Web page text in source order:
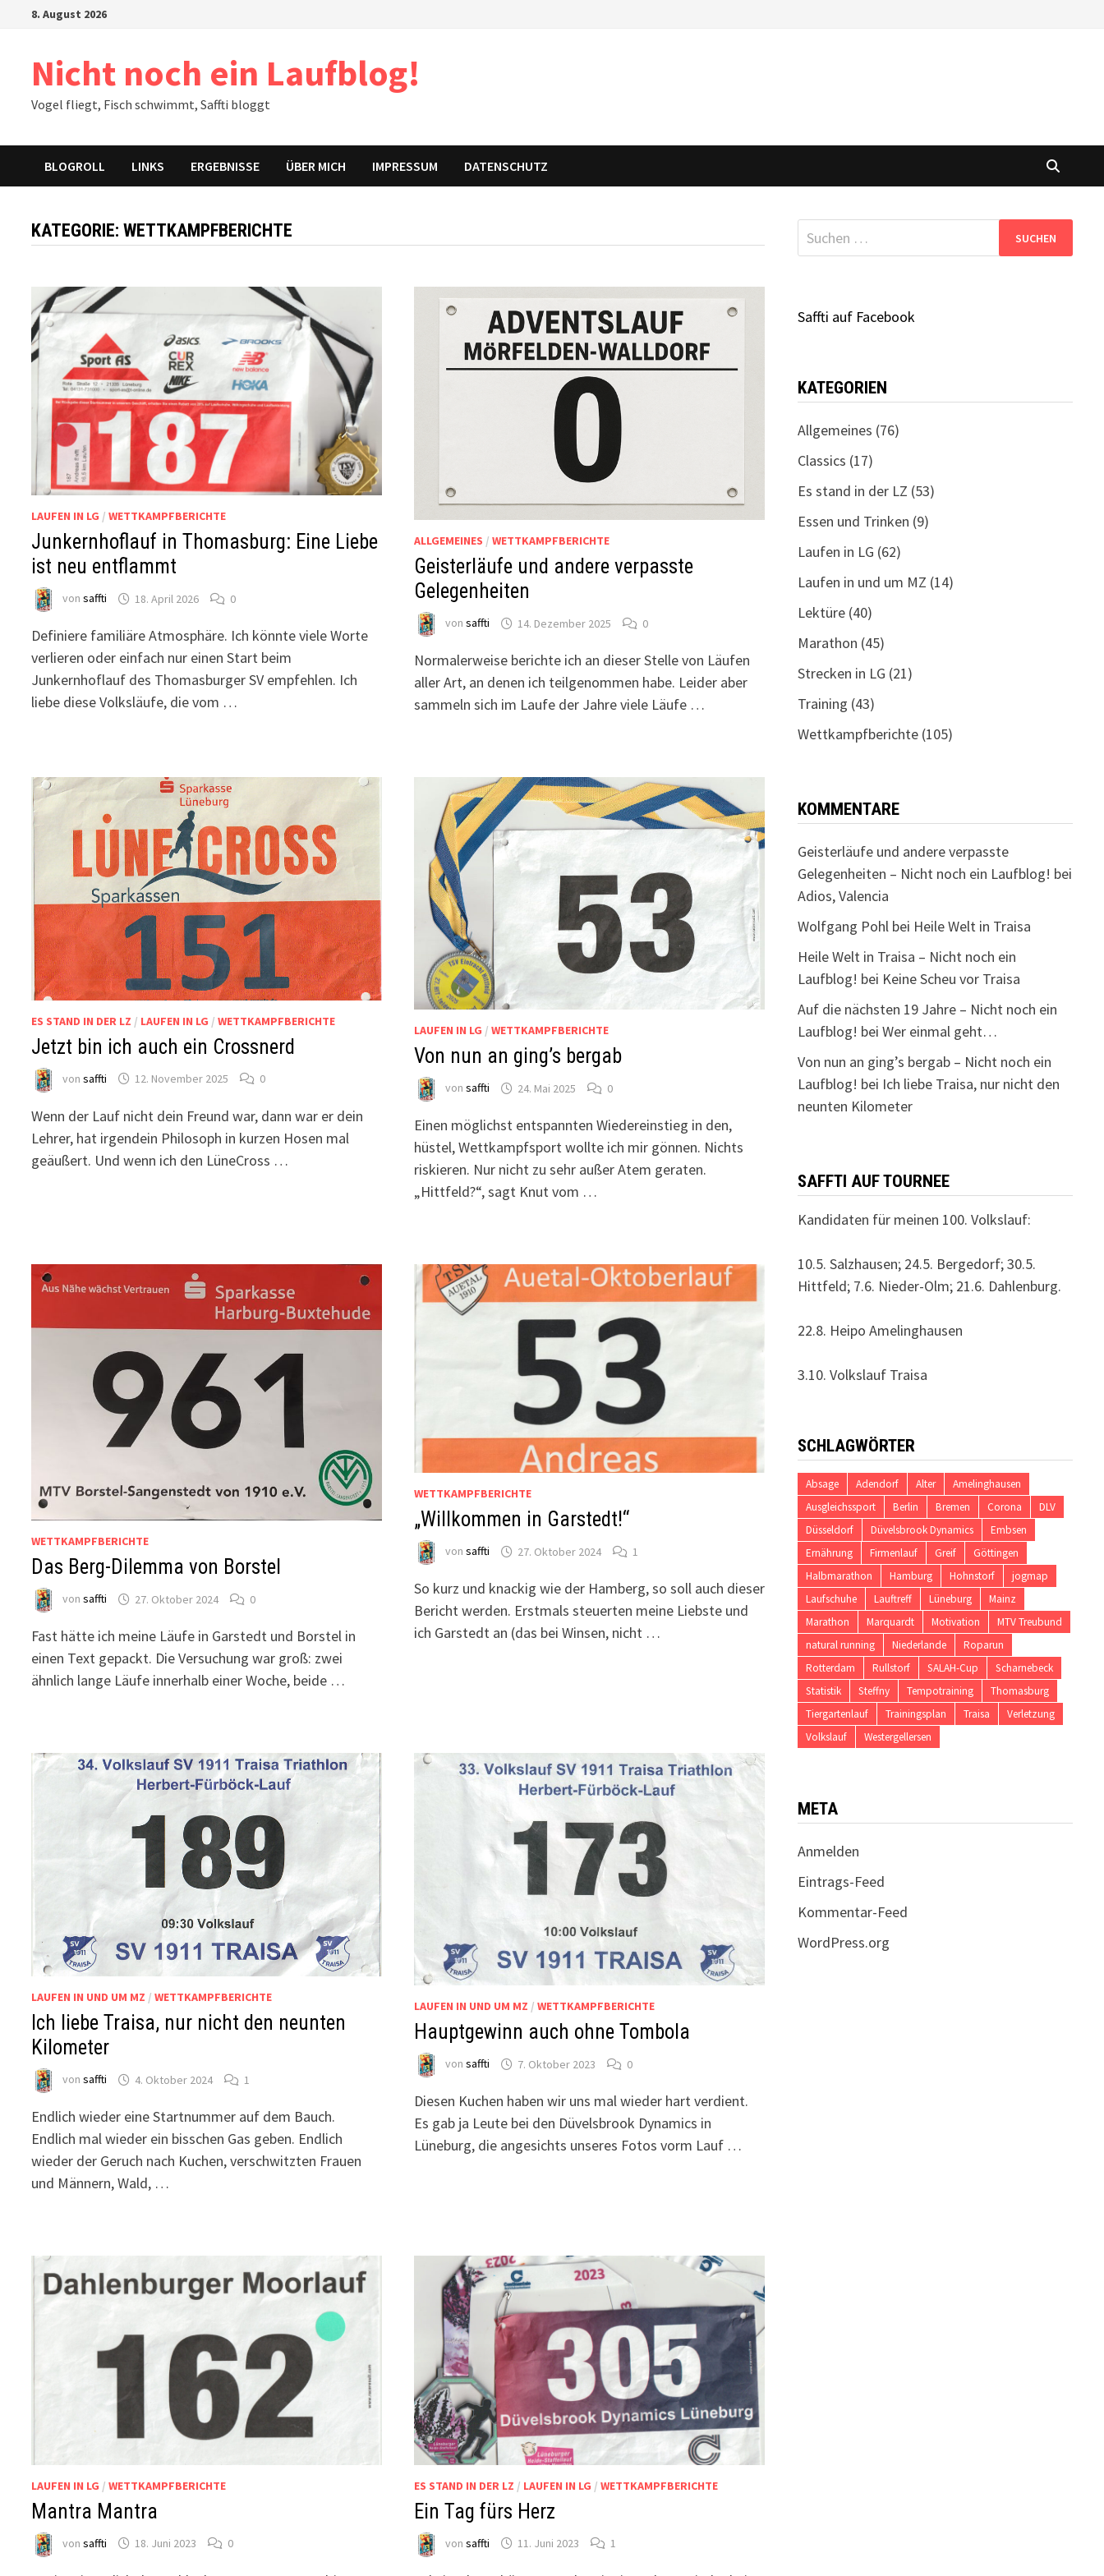
8. August 2026
Nicht noch ein Laufblog!
Vogel fliegt, Fisch schwimmt, Saffti bloggt
BLOGROLL LINKS ERGEBNISSE ÜBER MICH IMPRESSUM DATENSCHUTZ
KATEGORIE:WETTKAMPFBERICHTE
LAUFEN IN LG /WETTKAMPFBERICHTE
Junkernhoflauf in Thomasburg: Eine Liebe
ist neu entflammt
vonsaffti 18. April 2026 0
Definiere familiäre Atmosphäre. Ich könnte viele Worte
verlieren oder einfach nur einen Start beim
Junkernhoflauf des Thomasburger SV empfehlen. Ich
liebe diese Volksläufe, die vom …
ALLGEMEINES / WETTKAMPFBERICHTE
Geisterläufe und andere verpasste
Gelegenheiten
von saffti 14. Dezember 2025 0
Normalerweise berichte ich an dieser Stelle von Läufen
aller Art, an denen ich teilgenommen habe. Leider aber
sammeln sich im Laufe der Jahre viele Läufe …
ES STAND IN DER LZ / LAUFEN IN LG /WETTKAMPFBERICHTE
Jetzt bin ich auch ein Crossnerd
vonsaffti 12. November 2025 0
Wenn der Lauf nicht dein Freund war, dann war er dein
Lehrer, hat irgendein Philosoph in kurzen Hosen mal
geäußert. Und wenn ich den LüneCross …
LAUFEN IN LG / WETTKAMPFBERICHTE
Von nun an ging’s bergab
von saffti 24. Mai 2025 0
Einen möglichst entspannten Wiedereinstieg in den,
hüstel, Wettkampfsport wollte ich mir gönnen. Nichts
riskieren. Nur nicht zu sehr außer Atem geraten.
„Hittfeld?“, sagt Knut vom …
WETTKAMPFBERICHTE
Das Berg-Dilemma von Borstel
vonsaffti 27. Oktober 2024 0
Fast hätte ich meine Läufe in Garstedt und Borstel in
einen Text gepackt. Die Versuchung war groß: zwei
ähnlich lange Läufe innerhalb einer Woche, beide …
WETTKAMPFBERICHTE
„Willkommen in Garstedt!“
von saffti 27. Oktober 2024 1
So kurz und knackig wie der Hamberg, so soll auch dieser
Bericht werden. Erstmals steuerten meine Liebste und
ich Garstedt an (das bei Winsen, nicht …
LAUFEN IN UND UM MZ /WETTKAMPFBERICHTE
Ich liebe Traisa, nur nicht den neunten
Kilometer
vonsaffti 4. Oktober 2024 1
Endlich wieder eine Startnummer auf dem Bauch.
Endlich mal wieder ein bisschen Gas geben. Endlich
wieder der Geruch nach Kuchen, verschwitzten Frauen
und Männern, Wald, …
LAUFEN IN UND UM MZ / WETTKAMPFBERICHTE
Hauptgewinn auch ohne Tombola
von saffti 7. Oktober 2023 0
Diesen Kuchen haben wir uns mal wieder hart verdient.
Es gab ja Leute bei den Düvelsbrook Dynamics in
Lüneburg, die angesichts unseres Fotos vorm Lauf …
LAUFEN IN LG /WETTKAMPFBERICHTE
Mantra Mantra
vonsaffti 18. Juni 2023 0
ES STAND IN DER LZ / LAUFEN IN LG / WETTKAMPFBERICHTE
Ein Tag fürs Herz
von saffti 11. Juni 2023 1
Suchen
nach:
Saffti auf Facebook
KATEGORIEN
Allgemeines (76)
Classics (17)
Es stand in der LZ (53)
Essen und Trinken (9)
Laufen in LG (62)
Laufen in und um MZ (14)
Lektüre(40)
Marathon (45)
Strecken in LG (21)
Training (43)
Wettkampfberichte(105)
KOMMENTARE
Geisterläufe und andere verpasste
Gelegenheiten – Nicht noch ein Laufblog! bei
Adios, Valencia
Wolfgang Pohlbei Heile Welt in Traisa
Heile Welt in Traisa – Nicht noch ein
Laufblog! bei Keine Scheu vor Traisa
Auf die nächsten 19 Jahre – Nicht noch ein
Laufblog! bei Wer einmal geht…
Von nun an ging’s bergab – Nicht noch ein
Laufblog! bei Ich liebe Traisa, nur nicht den
neunten Kilometer
SAFFTI AUF TOURNEE
Kandidaten für meinen 100. Volkslauf:
10.5. Salzhausen; 24.5. Bergedorf; 30.5.
Hittfeld; 7.6. Nieder-Olm; 21.6. Dahlenburg.
22.8. Heipo Amelinghausen
3.10. Volkslauf Traisa
SCHLAGWÖRTER
Absage Adendorf Alter
Amelinghausen
Ausgleichssport
Berlin Bremen Corona
DLV
Düsseldorf
Düvelsbrook Dynamics
Embsen
Ernährung
Firmenlauf Greif
Göttingen
Halbmarathon
Hamburg Hohnstorf
jogmap
Laufschuhe
Lauftreff Lüneburg
Mainz
Marathon
Marquardt Motivation
MTV Treubund
natural running
Niederlande
Roparun
Rotterdam
Rullstorf SALAH-Cup
Scharnebeck
Statistik
Steffny Tempotraining
Thomasburg
Tiergartenlauf
Trainingsplan Traisa
Verletzung
Volkslauf
Westergellersen
META
Anmelden
Eintrags-Feed
Kommentar-Feed
WordPress.org